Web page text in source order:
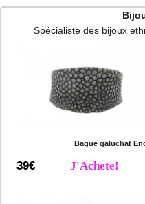
Spécialiste des bijoux
Bague galuchat
39€ J'Achete!